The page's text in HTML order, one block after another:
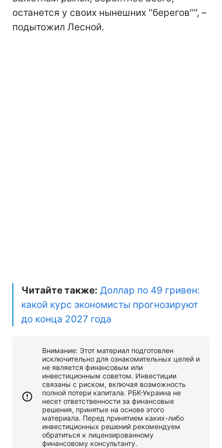
останется у своих нынешних ''берегов'''', –
подытожил Лесной.
Читайте также: Доллар по 49 гривен:
какой курс экономисты прогнозируют
до конца 2027 года
Внимание: Этот материал подготовлен
исключительно для ознакомительных целей и
не является финансовым или
инвестиционным советом. Инвестиции
связаны с риском, включая возможность
полной потери капитала. РБК-Украина не
несет ответственности за финансовые
решения, принятые на основе этого
материала. Перед принятием каких-либо
инвестиционных решений рекомендуем
обратиться к лицензированному
финансовому консультанту.